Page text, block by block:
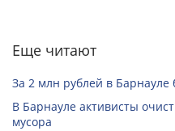
Еще читают
За 2 млн рублей в Барнауле
В Барнауле активисты
мусора